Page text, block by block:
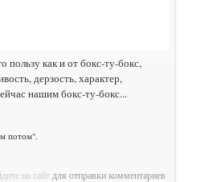
как и от бокс-ту-бокс,
дерзость, характер,
нашим бокс-ту-бокс...
потом".
на сайт для отправки комментариев